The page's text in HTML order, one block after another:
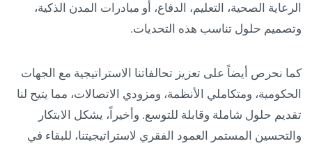
الرعاية الصحية، التعليم، الدفاع، أو مبادرات المدن الذكية،
وتصميم حلول تناسب هذه التحديات.
كما نحرص أيضاً على تعزيز تحالفاتنا الاستراتيجية مع الجهات
الحكومية، ومتكاملي الأنظمة، ومزودي الاتصالات، مما يتيح لنا
تقديم حلول شاملة وقابلة للتوسع. وأخيراً، يشكل الابتكار
والتحسين المستمر العمود الفقري لاستراتيجيتنا، للبقاء في